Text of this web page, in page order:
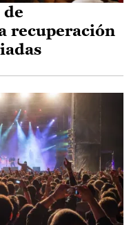
recuperación